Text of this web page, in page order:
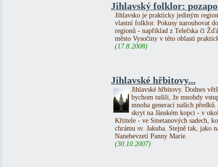
Jihlavský folklor:
Jihlavsko je prakticky jediným
vlastní folklor. Pokusy naroubovat
regionů - například z Telečska či
město Vysočiny v této oblasti
(17.8.2008)
Jihlavské hřbitovy...
Jihlavské hřbitovy. Dodnes
bychom tušili, že mnohdy
mnoha generací našich
skryt na Jánském kopci - v
Křtitele - ve Smetanových sadech,
chrámu sv. Jakuba. Stejně tak, jako
Nanebevzetí Panny Marie.
(30.10.2007)